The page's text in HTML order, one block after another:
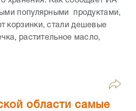
популярными продуктами,
корзинки, стали дешевые
растительное масло,
области самые